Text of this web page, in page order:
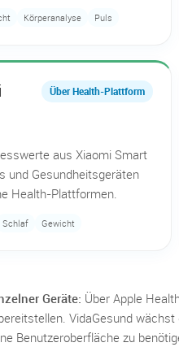
Körperanalyse Puls
Über Health-Plattform
aus Xiaomi Smart
und Gesundheitsgeräten
Health-Plattformen.
Schlaf Gewicht
Geräte: Über Apple
VidaGesund
Benutzeroberfläche zu